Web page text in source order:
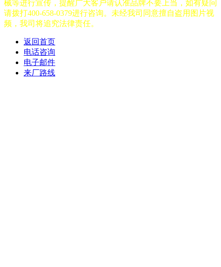
械等进行宣传，提醒广大客户请认准品牌不要上当，如有疑问
请拨打400-658-0379进行咨询。未经我司同意擅自盗用图片视
频，我司将追究法律责任。
返回首页
电话咨询
电子邮件
来厂路线